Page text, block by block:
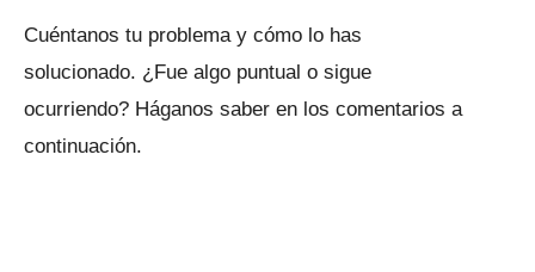
Cuéntanos tu problema y cómo lo has
solucionado. ¿Fue algo puntual o sigue
ocurriendo? Háganos saber en los comentarios a
continuación.